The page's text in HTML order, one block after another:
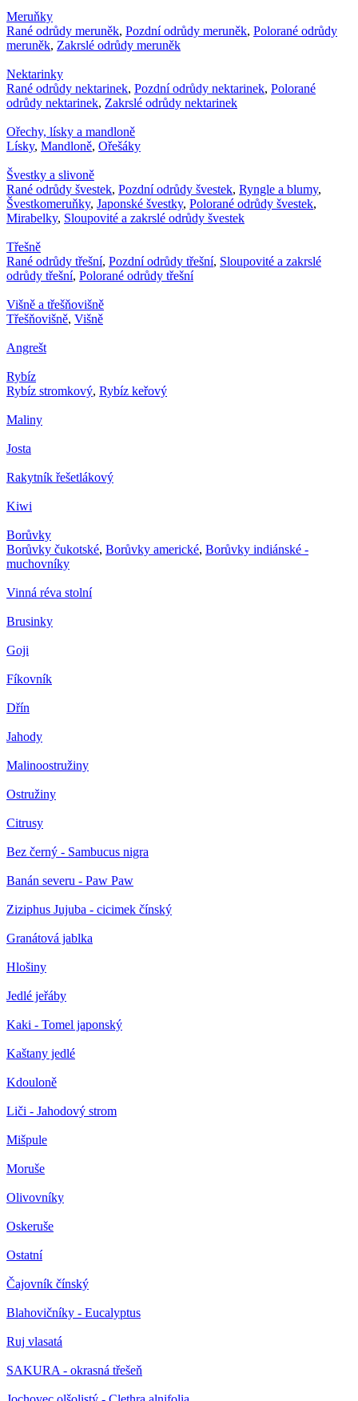
Meruňky
Rané odrůdy meruněk, Pozdní odrůdy meruněk, Polorané odrůdy
meruněk, Zakrslé odrůdy meruněk
Nektarinky
Rané odrůdy nektarinek, Pozdní odrůdy nektarinek, Polorané
odrůdy nektarinek, Zakrslé odrůdy nektarinek
Ořechy, lísky a mandloně
Lísky, Mandloně, Ořešáky
Švestky a slivoně
Rané odrůdy švestek, Pozdní odrůdy švestek, Ryngle a blumy,
Švestkomeruňky, Japonské švestky, Polorané odrůdy švestek,
Mirabelky, Sloupovité a zakrslé odrůdy švestek
Třešně
Rané odrůdy třešní, Pozdní odrůdy třešní, Sloupovité a zakrslé
odrůdy třešní, Polorané odrůdy třešní
Višně a třešňovišně
Třešňovišně, Višně
Angrešt
Rybíz
Rybíz stromkový, Rybíz keřový
Maliny
Josta
Rakytník řešetlákový
Kiwi
Borůvky
Borůvky čukotské, Borůvky americké, Borůvky indiánské -
muchovníky
Vinná réva stolní
Brusinky
Goji
Fíkovník
Dřín
Jahody
Malinoostružiny
Ostružiny
Citrusy
Bez černý - Sambucus nigra
Banán severu - Paw Paw
Ziziphus Jujuba - cicimek čínský
Granátová jablka
Hlošiny
Jedlé jeřáby
Kaki - Tomel japonský
Kaštany jedlé
Kdouloně
Liči - Jahodový strom
Mišpule
Moruše
Olivovníky
Oskeruše
Ostatní
Čajovník čínský
Blahovičníky - Eucalyptus
Ruj vlasatá
SAKURA - okrasná třešeň